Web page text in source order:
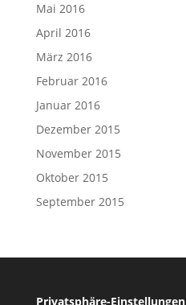
Mai 2016
April 2016
März 2016
Februar 2016
Januar 2016
Dezember 2015
November 2015
Oktober 2015
September 2015
Privatsphäre-Einstellungen